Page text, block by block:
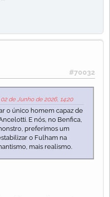
#70032
de Junho de 2026, 14:20
o único homem capaz de
E nós, no Benfica,
preferimos um
o Fulham na
mais realismo.